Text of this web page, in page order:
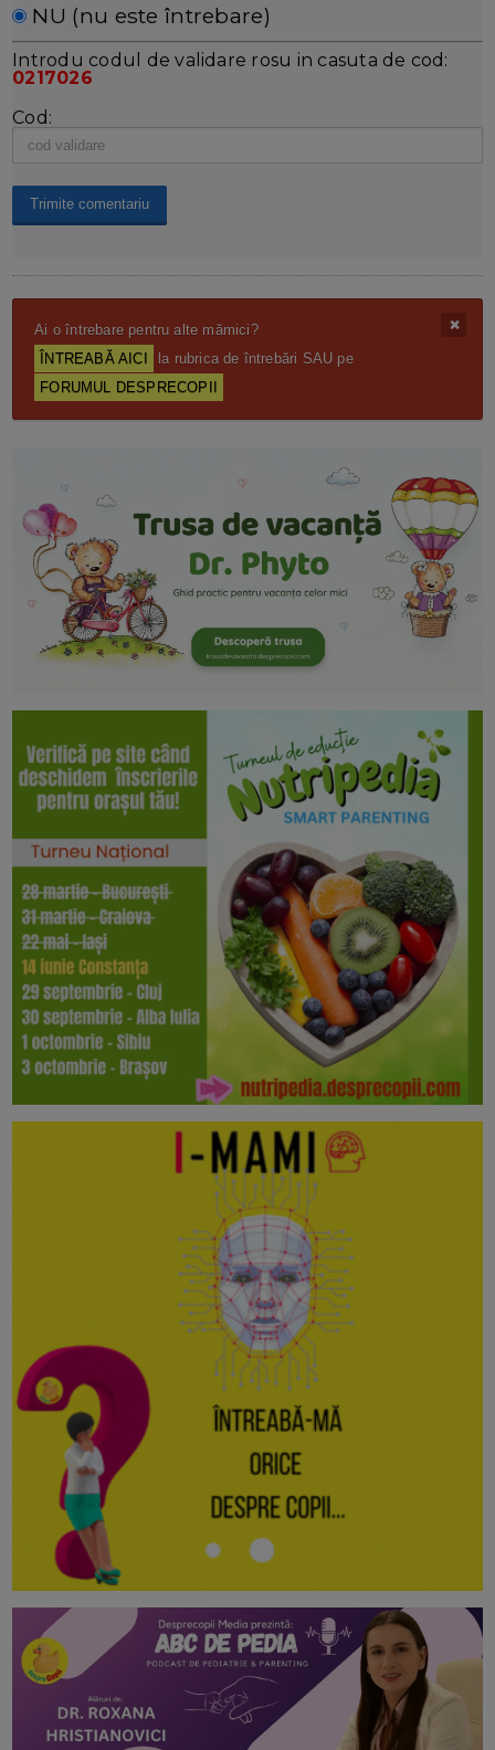
NU (nu este întrebare)
Introdu codul de validare rosu in casuta de cod:
0217026
Cod:
Ai o întrebare pentru alte mămici?
ÎNTREABĂ AICI
la rubrica de întrebări SAU pe
FORUMUL DESPRECOPII